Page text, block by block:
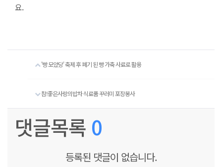
요.
'빵 모았당' 축제 후 폐기 된 빵 가축 사료로 활용
참!좋은사랑의밥차 식료품 꾸러미 포장봉사
댓글목록 0
등록된 댓글이 없습니다.